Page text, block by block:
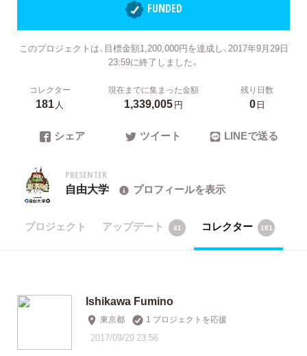
FUNDED
このプロジェクトは、目標金額1,200,000円を達成し、2017年9月29日
23:59に終了しました。
コレクター
181人
現在までに集まった金額
1,339,005円
残り日数
0日
シェア ツイート LINEで送る
PRESENTER
自由大学 プロフィールを表示
プロジェクト アップデート 41 コレクター 181
Ishikawa Fumino
東京都 1 プロジェクトを応援
2017/09/29 23:56